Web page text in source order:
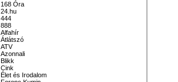
168 Óra
24.hu
444
888
Alfahír
Átlátszó
ATV
Azonnali
Blikk
Cink
Élet és Irodalom